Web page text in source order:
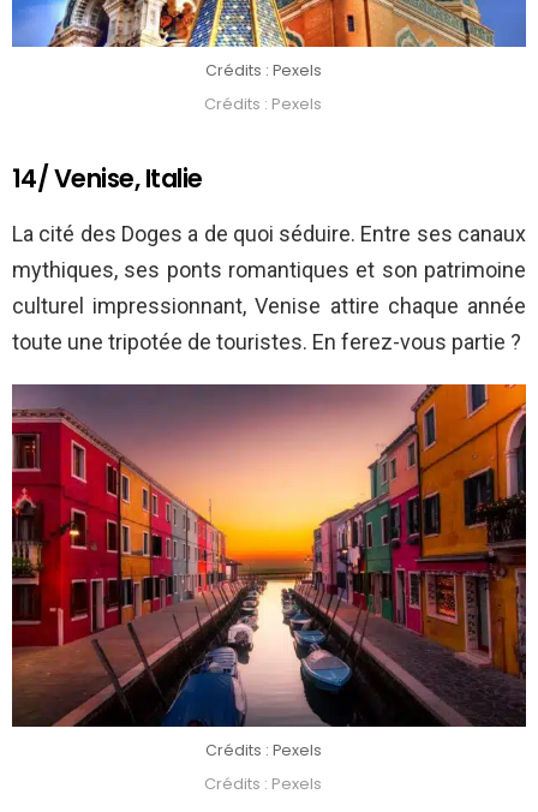
Crédits : Pexels
Crédits : Pexels
14/ Venise, Italie
La cité des Doges a de quoi séduire. Entre ses canaux
mythiques, ses ponts romantiques et son patrimoine
culturel impressionnant, Venise attire chaque année
toute une tripotée de touristes. En ferez-vous partie ?
Crédits : Pexels
Crédits : Pexels